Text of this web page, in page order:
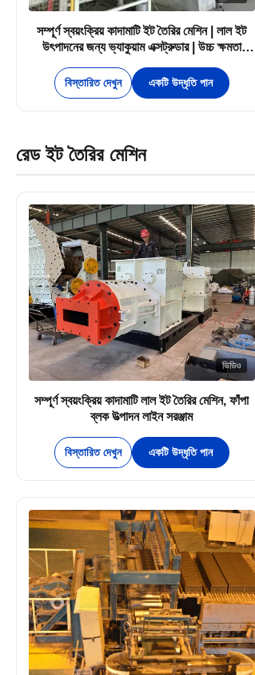
সম্পূর্ণ স্বয়ংক্রিয় কাদামাটি ইট তৈরির মেশিন | লাল ইট
উৎপাদনের জন্য ভ্যাকুয়াম এক্সট্রুডার | উচ্চ ক্ষমতা
বিস্তারিত দেখুন একটি উদ্ধৃতি পান
রেড ইট তৈরির মেশিন
ভিডিও
সম্পূর্ণ স্বয়ংক্রিয় কাদামাটি লাল ইট তৈরির মেশিন, ফাঁপা
ব্লক উত্পাদন লাইন সরঞ্জাম
বিস্তারিত দেখুন একটি উদ্ধৃতি পান